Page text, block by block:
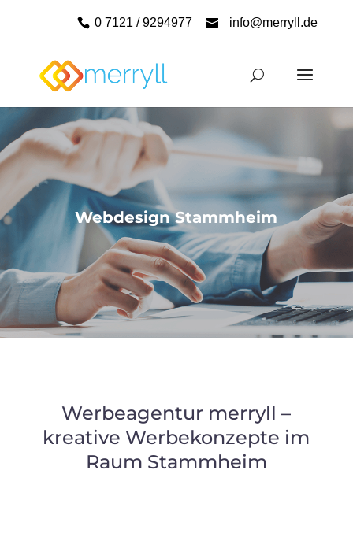
0 7121 / 9294977 info@merryll.de
Webdesign Stammheim
Werbeagentur merryll –
kreative Werbekonzepte im
Raum Stammheim